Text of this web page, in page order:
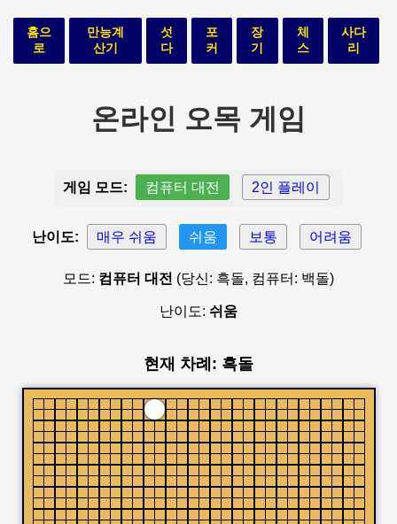
홈으
로
만능계
산기
섯
다
포
커
장
기
체
스
사다
리
온라인 오목 게임
게임 모드: 컴퓨터 대전 2인 플레이
난이도: 매우 쉬움 쉬움 보통 어려움
모드: 컴퓨터 대전 (당신: 흑돌, 컴퓨터: 백돌)
난이도: 쉬움
현재 차례: 흑돌